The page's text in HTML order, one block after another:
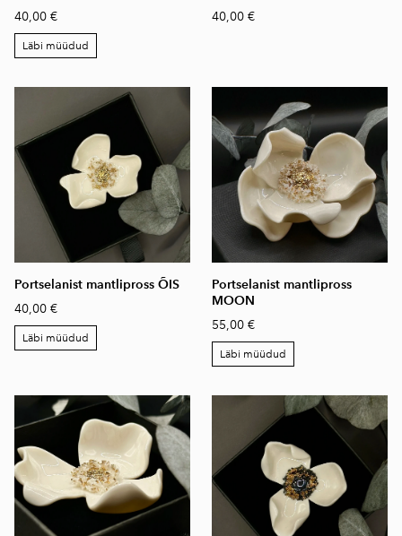
40,00 €
Läbi müüdud
40,00 €
Portselanist mantlipross ÕIS
40,00 €
Läbi müüdud
Portselanist mantlipross
MOON
55,00 €
Läbi müüdud